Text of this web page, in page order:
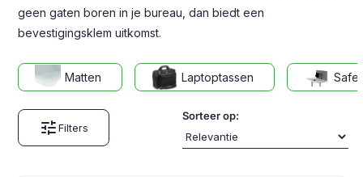
geen gaten boren in je bureau, dan biedt een
bevestigingsklem uitkomst.
Matten Laptoptassen
tuneFilters
Sorteer op: